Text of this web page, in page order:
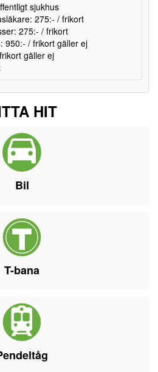
sjukhus
275:- / frikort
275:- / frikort
950:- / frikort gäller ej
gäller ej
HIT
Bil
T-bana